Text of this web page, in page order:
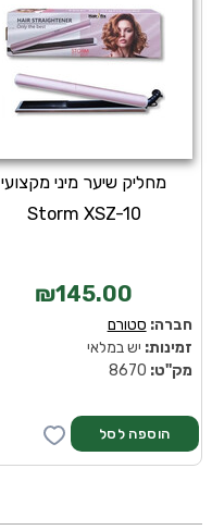
מחליק שיער מיני מקצועי
Storm XSZ-10
₪145.00
חברה: סטורם
זמינות: יש במלאי
מק''ט: